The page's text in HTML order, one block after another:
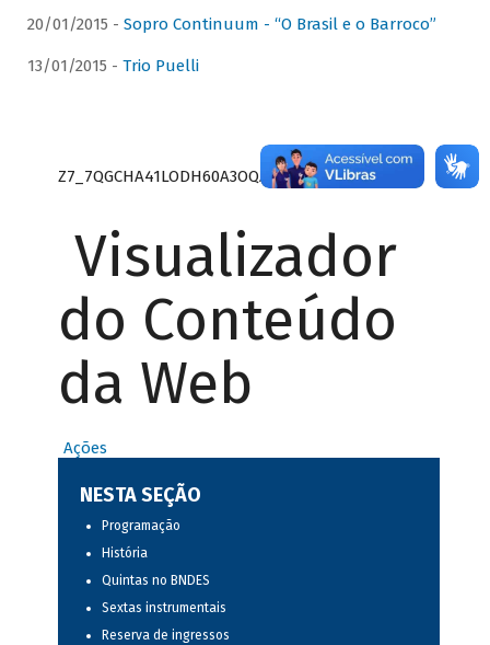
20/01/2015 - Sopro Continuum - “O Brasil e o Barroco”
13/01/2015 - Trio Puelli
Z7_7QGCHA41LODH60A3OQA8RN1415
Visualizador
do Conteúdo
da Web
Ações
NESTA SEÇÃO
Programação
História
Quintas no BNDES
Sextas instrumentais
Reserva de ingressos